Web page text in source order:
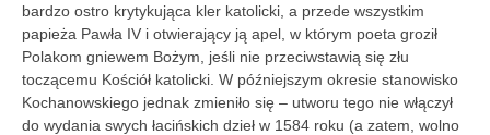
bardzo ostro krytykująca kler katolicki, a przede wszystkim
papieża Pawła IV i otwierający ją apel, w którym poeta groził
Polakom gniewem Bożym, jeśli nie przeciwstawią się złu
toczącemu Kościół katolicki. W późniejszym okresie stanowisko
Kochanowskiego jednak zmieniło się – utworu tego nie włączył
do wydania swych łacińskich dzieł w 1584 roku (a zatem, wolno